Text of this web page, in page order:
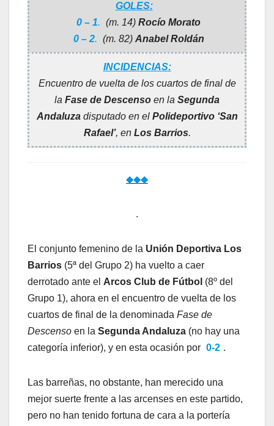
GOLES:
0 – 1. (m. 14) Rocío Morato
0 – 2. (m. 82) Anabel Roldán
INCIDENCIAS:
Encuentro de vuelta de los cuartos de final de
la Fase de Descenso en la Segunda
Andaluzadisputado en el Polideportivo ‘San
Rafael’, en Los Barrios.
◆◆◆
.
El conjunto femenino de la Unión Deportiva Los
Barrios (5ª del Grupo 2) ha vuelto a caer
derrotado ante el Arcos Club de Fútbol (8º del
Grupo 1), ahora en el encuentro de vuelta de los
cuartos de final de la denominada Fase de
Descenso en la Segunda Andaluza (no hay una
categoría inferior), y en esta ocasión por 0-2 .
Las barreñas, no obstante, han merecido una
mejor suerte frente a las arcenses en este partido,
pero no han tenido fortuna de cara a la portería